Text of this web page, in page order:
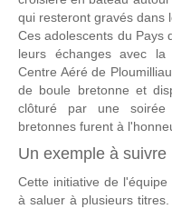
qui resteront gravés dans
Ces adolescents du Pays
leurs échanges avec
Centre Aéré de
de boule bretonne et
clôturé par une
bretonnes furent à
Un exemple à suivre
Cette initiative de
à saluer à plusieurs